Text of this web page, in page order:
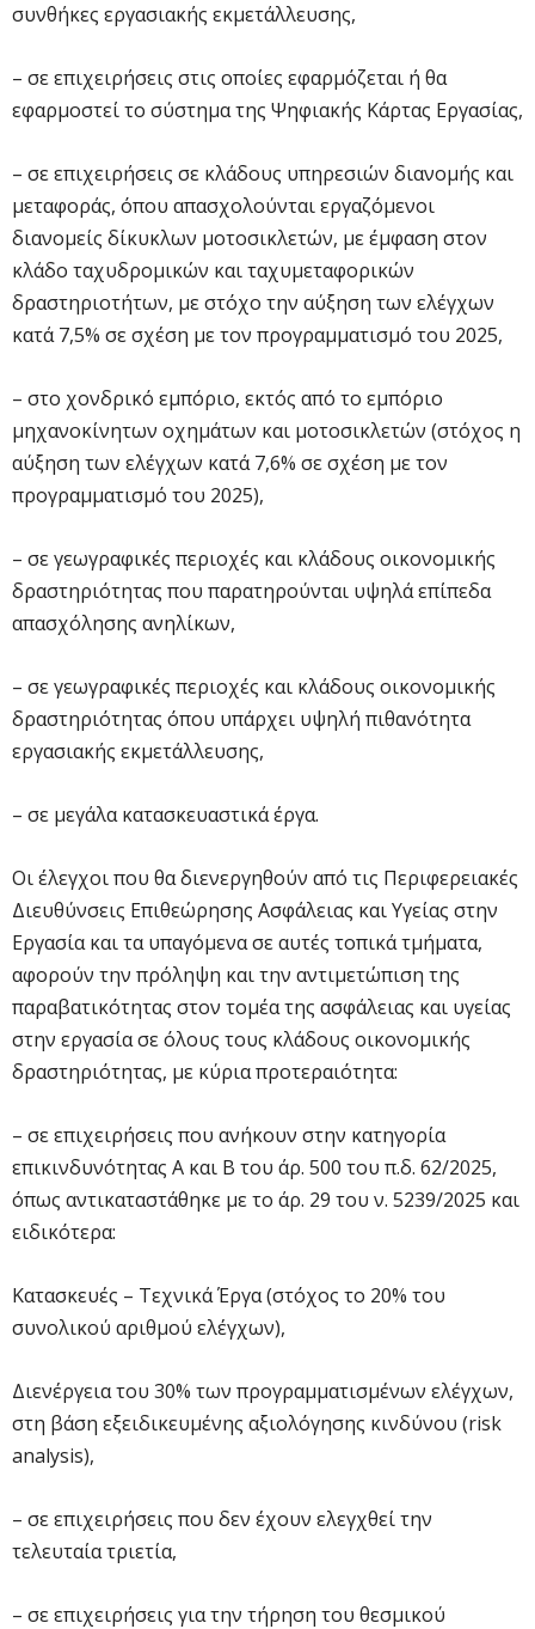
συνθήκες εργασιακής εκμετάλλευσης,
– σε επιχειρήσεις στις οποίες εφαρμόζεται ή θα
εφαρμοστεί το σύστημα της Ψηφιακής Κάρτας Εργασίας,
– σε επιχειρήσεις σε κλάδους υπηρεσιών διανομής και
μεταφοράς, όπου απασχολούνται εργαζόμενοι
διανομείς δίκυκλων μοτοσικλετών, με έμφαση στον
κλάδο ταχυδρομικών και ταχυμεταφορικών
δραστηριοτήτων, με στόχο την αύξηση των ελέγχων
κατά 7,5% σε σχέση με τον προγραμματισμό του 2025,
– στο χονδρικό εμπόριο, εκτός από το εμπόριο
μηχανοκίνητων οχημάτων και μοτοσικλετών (στόχος η
αύξηση των ελέγχων κατά 7,6% σε σχέση με τον
προγραμματισμό του 2025),
– σε γεωγραφικές περιοχές και κλάδους οικονομικής
δραστηριότητας που παρατηρούνται υψηλά επίπεδα
απασχόλησης ανηλίκων,
– σε γεωγραφικές περιοχές και κλάδους οικονομικής
δραστηριότητας όπου υπάρχει υψηλή πιθανότητα
εργασιακής εκμετάλλευσης,
– σε μεγάλα κατασκευαστικά έργα.
Οι έλεγχοι που θα διενεργηθούν από τις Περιφερειακές
Διευθύνσεις Επιθεώρησης Ασφάλειας και Υγείας στην
Εργασία και τα υπαγόμενα σε αυτές τοπικά τμήματα,
αφορούν την πρόληψη και την αντιμετώπιση της
παραβατικότητας στον τομέα της ασφάλειας και υγείας
στην εργασία σε όλους τους κλάδους οικονομικής
δραστηριότητας, με κύρια προτεραιότητα:
– σε επιχειρήσεις που ανήκουν στην κατηγορία
επικινδυνότητας Α και Β του άρ. 500 του π.δ. 62/2025,
όπως αντικαταστάθηκε με το άρ. 29 του ν. 5239/2025 και
ειδικότερα:
Κατασκευές – Τεχνικά Έργα (στόχος το 20% του
συνολικού αριθμού ελέγχων),
Διενέργεια του 30% των προγραμματισμένων ελέγχων,
στη βάση εξειδικευμένης αξιολόγησης κινδύνου (risk
analysis),
– σε επιχειρήσεις που δεν έχουν ελεγχθεί την
τελευταία τριετία,
– σε επιχειρήσεις για την τήρηση του θεσμικού